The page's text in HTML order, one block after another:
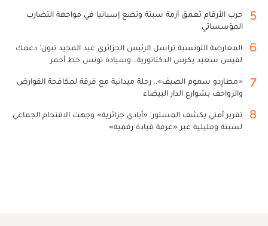
5
حرب الأرقام تعمق أزمة سبتة وتضع إسبانيا في مواجهة التضارب
المؤسساتي
6
المعارضة التونسية تراسل الرئيس الجزائري عبد المجيد تبون: دعمك
لقيس سعيد يكرس الدكتاتورية.. وسيادة تونس خط أحمر
7
«مطارِدو سموم الصيف».. رحلة ميدانية مع فرقة لمكافحة القوارض
والزواحف بشوارع الدار البيضاء
8
تقرير أمني يكشف المستور: «أيادي جزائرية» وجهت الاقتحام الجماعي
لسبتة ومليلية عبر «غرفة قيادة رقمية»